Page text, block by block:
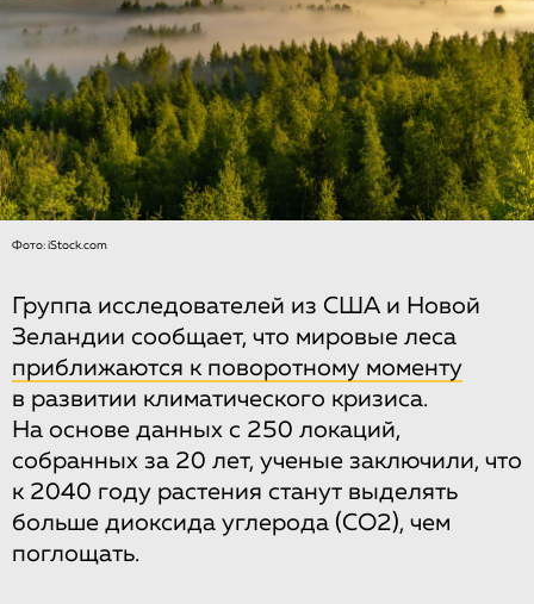
Фото: iStock.com
Группа исследователей из США и Новой
Зеландии сообщает, что мировые леса
приближаются к поворотному моменту
в развитии климатического кризиса.
На основе данных с 250 локаций,
собранных за 20 лет, ученые заключили, что
к 2040 году растения станут выделять
больше диоксида углерода (CO2), чем
поглощать.